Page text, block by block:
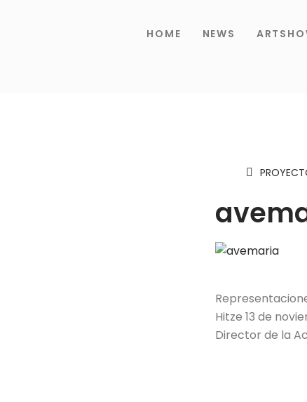
HOME NEWS
Hitze 13 de
Director de la